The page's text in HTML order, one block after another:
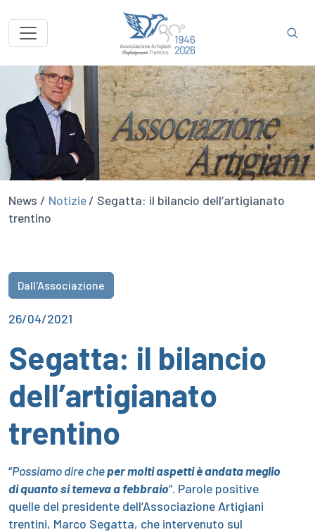
News / Notizie/ Segatta: il bilancio dell’artigianato
trentino
Dall'Associazione
26/04/2021
Segatta: il bilancio
dell’artigianato
trentino
“Possiamo direcheper molti aspetti è andata meglio
di quanto si temeva a febbraio“­. Parole positive
quelle del presidente dell’Associazione Artigiani
trentini, Marco Segatta, che intervenuto sul